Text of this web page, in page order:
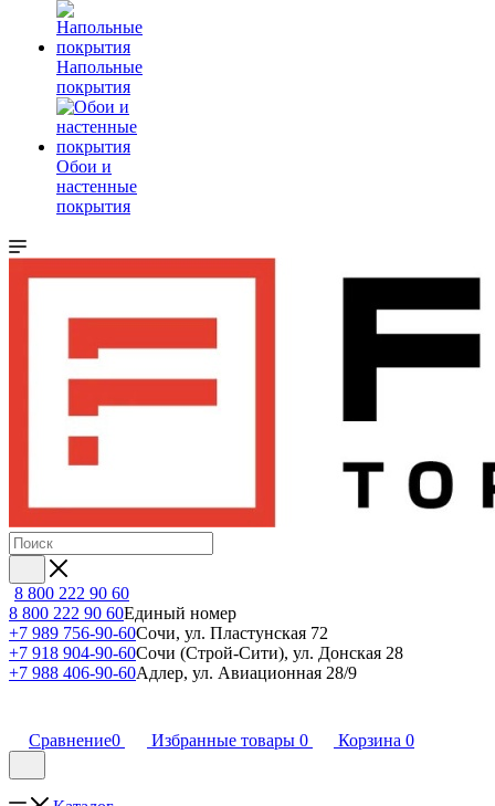
Напольные
покрытия
Обои и
настенные
покрытия
8 800 222 90 60
8 800 222 90 60Единый номер
+7 989 756-90-60Сочи, ул. Пластунская 72
+7 918 904-90-60Сочи (Строй-Сити), ул. Донская 28
+7 988 406-90-60Адлер, ул. Авиационная 28/9
Сравнение0 Избранные товары 0 Корзина 0